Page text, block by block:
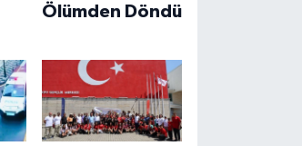
Ölümden Döndü